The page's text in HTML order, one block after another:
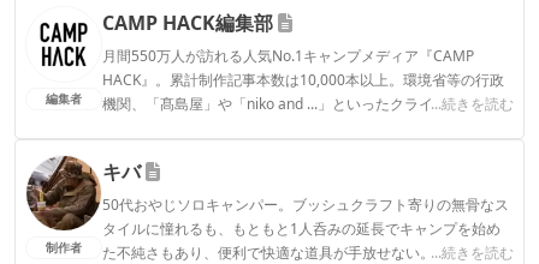
編集者
CAMP HACK編集部
月間550万人が訪れる人気No.1キャンプメディア『CAMP
HACK』。累計制作記事本数は10,000本以上。環境省等の行政
機関、「髙島屋」や「niko and ...」といったクライアントとの
...続きを読む
CAMP HACK編集部のプロフィール
制作者
キバ
50代おやじソロキャンパー。ブッシュクラフト寄りの無骨なス
タイルに憧れるも、もともと1人呑みの延長でキャンプを始め
た不純さもあり、便利で快適な道具が手放せない。...続きを読む